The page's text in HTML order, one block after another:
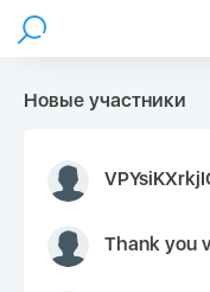
Новые участники
Thank you very much for your inquiry We